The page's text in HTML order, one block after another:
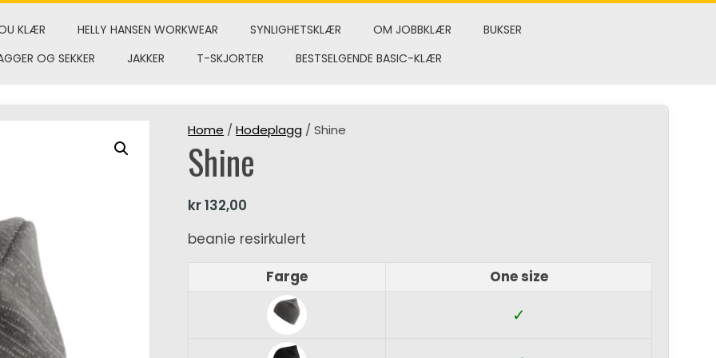
KLÆR HELLY HANSEN WORKWEAR SYNLIGHETSKLÆR OM JOBBKLÆR
BUKSER
OG SEKKER
JAKKER T-SKJORTER BESTSELGENDE BASIC-KLÆR
Home /Hodeplagg / Shine
Shine
kr132,00
beanie resirkulert
Farge
One size
✓